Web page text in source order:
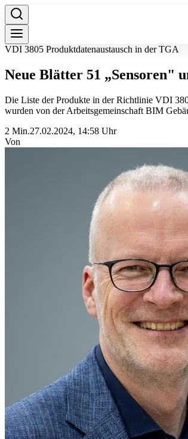
VDI 3805 Produktdatenaustausch in der TGA
Neue Blätter 51 „Sensoren"
Die Liste der Produkte in der Richtlinie VDI
wurden von der Arbeitsgemeinschaft BIM
2 Min.27.02.2024, 14:58 Uhr
Von